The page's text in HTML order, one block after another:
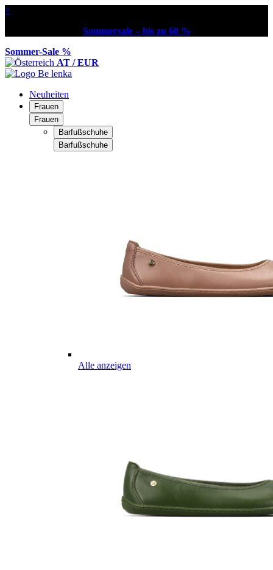
×
Sommersale – bis zu 60 %
Sommer-Sale %
AT / EUR
Neuheiten
Frauen
Frauen
Barfußschuhe
Barfußschuhe
Alle anzeigen